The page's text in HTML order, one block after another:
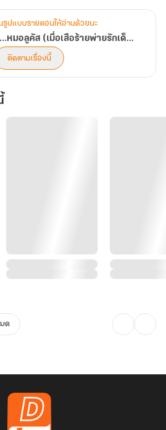
(เมื่อ
เสือ
ร้าย
พ่าย
รัก
เด็ก
ฝึก)
รูปแบบรายตอนให้อ่านด้วยนะ
มีอีบุ๊ก | รักครั้งนี้หัวใจ…หมอลูคัส (เมื่อเสือร้ายพ่ายรักเด็กฝึก) - Mpreg
ติดตามเรื่องนี้
ด